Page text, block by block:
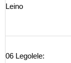
Leino
06 Legolele: